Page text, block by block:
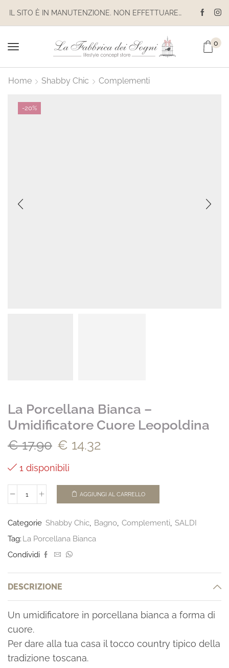
IL SITO È IN MANUTENZIONE. NON EFFETTUARE ACQUISTI. LE SPEDIZIONI SONO SOSPESE
0
Home Shabby Chic Complementi
-20%
La Porcellana Bianca –
Umidificatore Cuore Leopoldina
€17.90 € 14.32
1 disponibili
AGGIUNGI AL CARRELLO
Categorie Shabby Chic Bagno Complementi SALDI
Tag: La Porcellana Bianca
Condividi
DESCRIZIONE
Un umidificatore in porcellana bianca a forma di
cuore.
Per dare alla tua casa il tocco country tipico della
tradizione toscana.